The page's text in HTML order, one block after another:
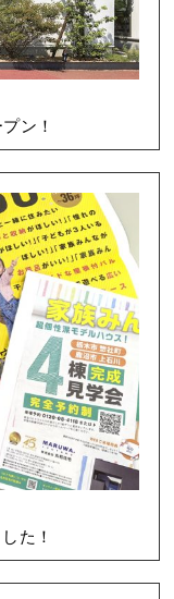
ン！
た！